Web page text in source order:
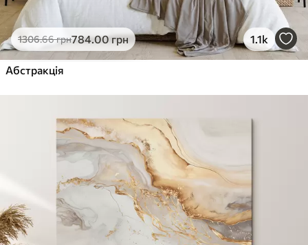
1306.66грн784.00грн 1.1k
Абстракція